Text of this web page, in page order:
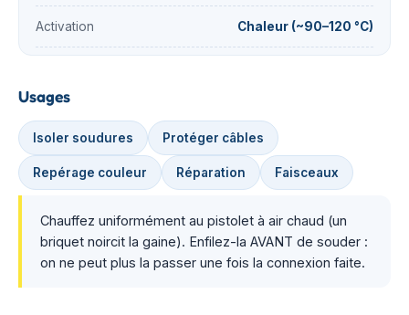
Activation Chaleur (~90–120 °C)
Usages
Isoler soudures Protéger câbles
Repérage couleur Réparation Faisceaux
Chauffez uniformément au pistolet à air chaud (un
briquet noircit la gaine). Enfilez-la AVANT de souder :
on ne peut plus la passer une fois la connexion faite.